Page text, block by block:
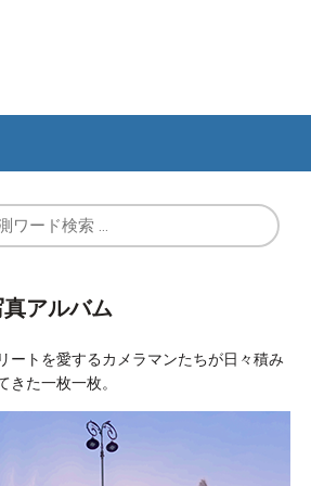
アルバム
ートを愛するカメラマンたちが日々積み
きた一枚一枚。